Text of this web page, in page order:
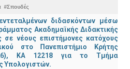
#Σπουδές
διδασκόντων μέσω
Ακαδημαϊκής Διδακτικής
σε νέους επιστήμονες κατόχους
στο Πανεπιστήμιο Κρήτης
ΚΑ 12218 για το Τμήμα
Υπολογιστών.